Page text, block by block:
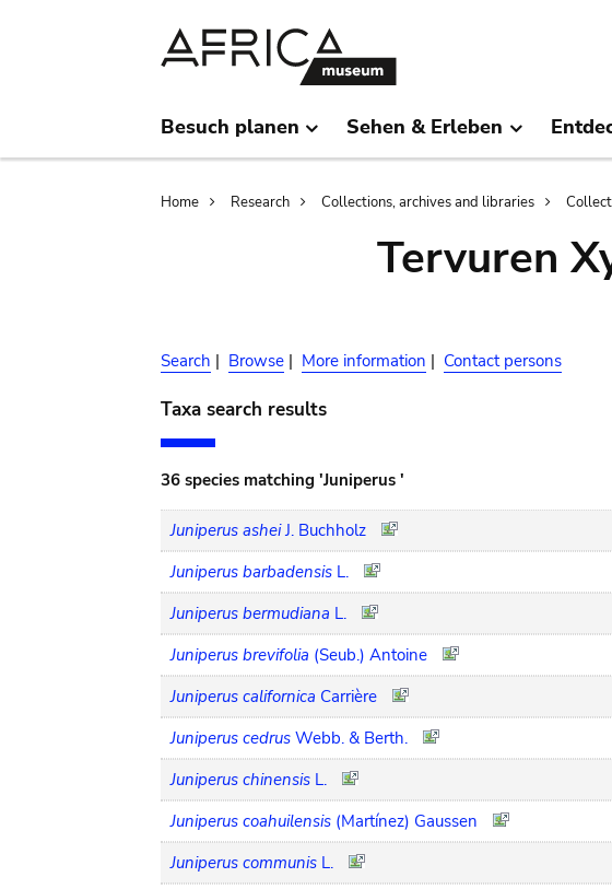
Besuch planen Sehen & Erleben
Breadcrumb
Home Research Collections, archives and libraries
Tervuren
Search | Browse | More information | Contact persons
Taxa search results
36 species matching 'Juniperus '
Juniperus ashei J. Buchholz
Juniperus barbadensis L.
Juniperus bermudiana L.
Juniperus brevifolia (Seub.) Antoine
Juniperus californica Carrière
Juniperus cedrus Webb. & Berth.
Juniperus chinensis L.
Juniperus coahuilensis (Martínez) Gaussen
Juniperus communis L.